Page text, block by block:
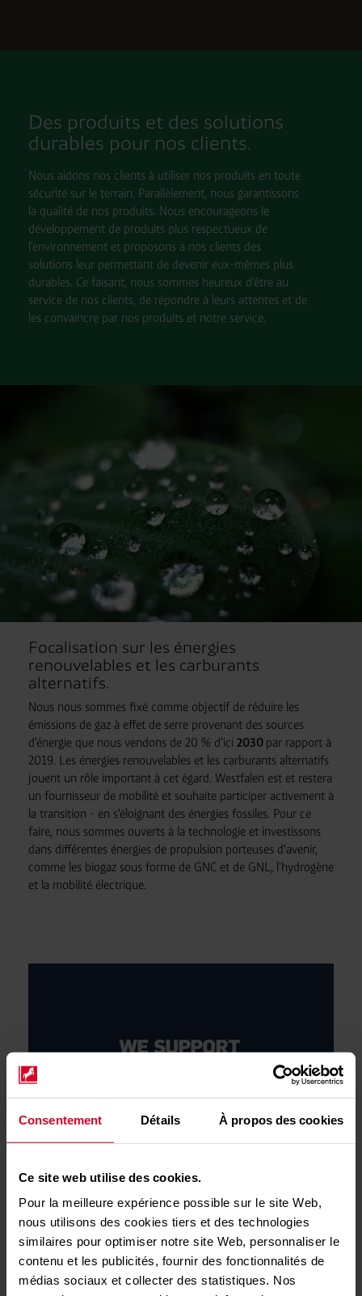
Consentement Détails À propos des cookies
Ce site web utilise des cookies.
Pour la meilleure expérience possible sur le site Web,
nous utilisons des cookies tiers et des technologies
similaires pour optimiser notre site Web, personnaliser le
contenu et les publicités, fournir des fonctionnalités de
médias sociaux et collecter des statistiques. Nos
Des produits et des solutions
durables pour nos clients.
Nous aidons nos clients à utiliser nos produits en toute
sécurité sur le terrain. Parallèlement, nous garantissons
la qualité de nos produits. Nous encourageons le
développement de produits plus respectueux de
l'environnement et proposons à nos clients des
solutions leur permettant de devenir eux-mêmes plus
durables. Ce faisant, nous sommes heureux d'être au
service de nos clients, de répondre à leurs attentes et de
les convaincre par nos produits et notre service.
Focalisation sur les énergies
renouvelables et les carburants
alternatifs.
Nous nous sommes fixé comme objectif de réduire les
émissions de gaz à effet de serre provenant des sources
d'énergie que nous vendons de 20 % d'ici 2030 par rapport à
2019. Les énergies renouvelables et les carburants alternatifs
jouent un rôle important à cet égard. Westfalen est et restera
un fournisseur de mobilité et souhaite participer activement à
la transition - en s'éloignant des énergies fossiles. Pour ce
faire, nous sommes ouverts à la technologie et investissons
dans différentes énergies de propulsion porteuses d'avenir,
comme les biogaz sous forme de GNC et de GNL, l'hydrogène
et la mobilité électrique.